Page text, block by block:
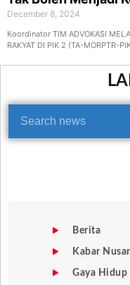
December 8, 2024
Koordinator TIM ADVOKASI
RAKYAT DI PIK 2 (TA-MORPTR-
Berita
Kabar
Gaya